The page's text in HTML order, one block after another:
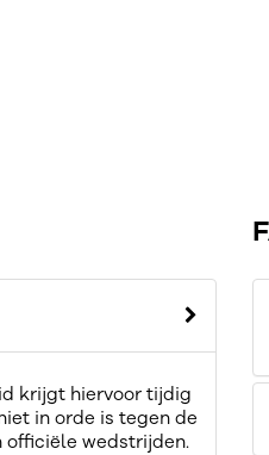
krijgt hiervoor tijdig
in orde is tegen de
officiële wedstrijden.